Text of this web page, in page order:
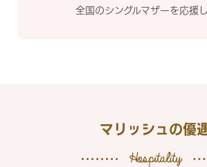
全国のシングルマザーを応援し
マリッシュの優